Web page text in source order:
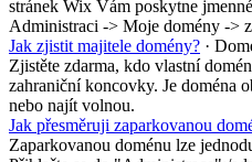
stránek Wix Vám poskytne
Administraci -> Moje domény ->
Jak zjistit majitele domény? ·
Zjistěte zdarma, kdo vlastní
zahraniční koncovky. Je doména
nebo najít volnou.
Jak přesměruji zaparkovanou
Zaparkovanou doménu lze